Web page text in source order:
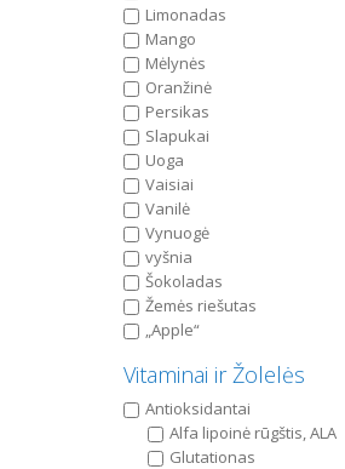
Limonadas
Mango
Mėlynės
Oranžinė
Persikas
Slapukai
Uoga
Vaisiai
Vanilė
Vynuogė
vyšnia
Šokoladas
Žemės riešutas
„Apple“
Vitaminai ir Žolelės
Antioksidantai
Alfa lipoinė rūgštis, ALA
Glutationas